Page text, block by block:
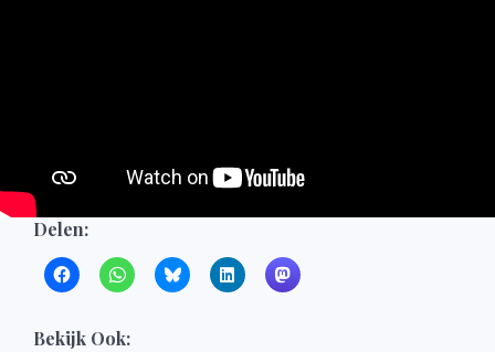
Delen:
Bekijk Ook: